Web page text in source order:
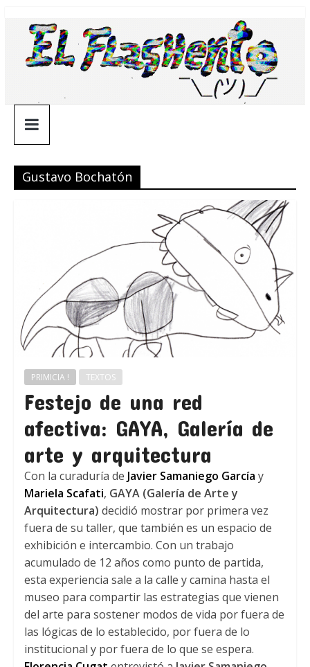
contenido
¯\_(ツ)_/
¯
Gustavo Bochatón
PRIMICIA ! TEXTOS
Festejo de una red
afectiva: GAYA, Galería de
arte y arquitectura
Con la curaduría de Javier Samaniego García y
Mariela Scafati, GAYA (Galería de Arte y
Arquitectura) decidió mostrar por primera vez
fuera de su taller, que también es un espacio de
exhibición e intercambio. Con un trabajo
acumulado de 12 años como punto de partida,
esta experiencia sale a la calle y camina hasta el
museo para compartir las estrategias que vienen
del arte para sostener modos de vida por fuera de
las lógicas de lo establecido, por fuera de lo
institucional y por fuera de lo que se espera.